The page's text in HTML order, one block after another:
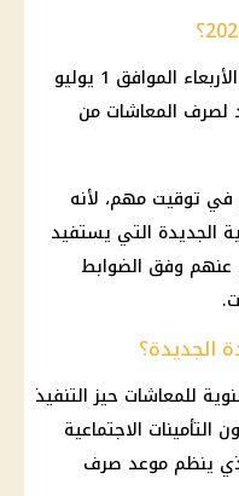
يبدأ صرف معاشات يوليو 2026 يوم الأربعاء الموافق 1 يوليو
لصرف المعاشات من
توقيت مهم، لأنه
الجديدة التي يستفيد
عنهم وفق الضوابط
الجديدة؟
للمعاشات حيز التنفيذ
2026، وفق قانون التأمينات الاجتماعية
رقم 148 لسنة 2019، الذي ينظم موعد صرف